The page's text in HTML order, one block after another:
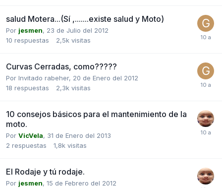
salud Motera...(Sí ,.......existe salud y Moto)
Por jesmen, 23 de Julio del 2012
10 respuestas 2,5k visitas
Curvas Cerradas, como?????
Por Invitado rabeher, 20 de Enero del 2012
18 respuestas 2,3k visitas
10 consejos básicos para el mantenimiento de la
moto.
Por VicVela, 31 de Enero del 2013
2 respuestas 1,8k visitas
El Rodaje y tú rodaje.
Por jesmen, 15 de Febrero del 2012